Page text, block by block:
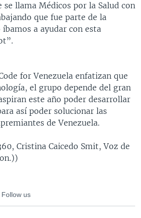
se llama Médicos por la Salud con
que fue parte de la
a ayudar con esta
for Venezuela enfatizan que
el grupo depende del gran
este año poder desarrollar
así poder solucionar las
de Venezuela.
Cristina Caicedo Smit, Voz de
Follow us